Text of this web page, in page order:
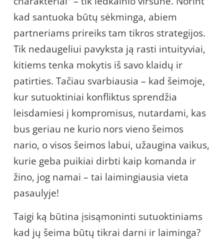
kad santuoka būtų sėkminga, abiem
partneriams prireiks tam tikros strategijos.
Tik nedaugeliui pavyksta ją rasti intuityviai,
kitiems tenka mokytis iš savo klaidų ir
patirties. Tačiau svarbiausia – kad šeimoje,
kur sutuoktiniai konfliktus sprendžia
leisdamiesi į kompromisus, nutardami, kas
bus geriau ne kurio nors vieno šeimos
nario, o visos šeimos labui, užaugina vaikus,
kurie geba puikiai dirbti kaip komanda ir
žino, jog namai – tai laimingiausia vieta
pasaulyje!
Taigi ką būtina įsisąmoninti sutuoktiniams
kad jų šeima būtų tikrai darni ir laiminga?